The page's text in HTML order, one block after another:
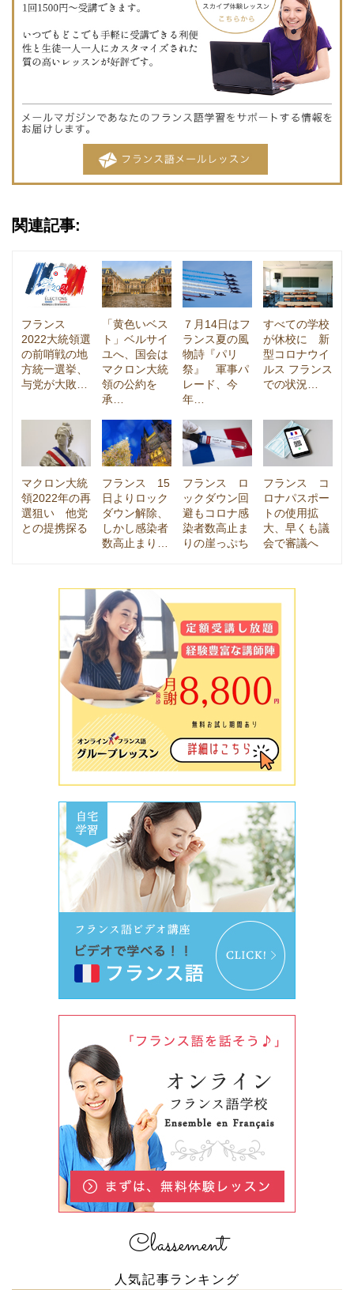
関連記事:
フランス
2022大統領選
の前哨戦の地
方統一選挙、
与党が大敗…
「黄色いベス
ト」ベルサイ
ユへ、国会は
マクロン大統
領の公約を
承…
７月14日はフ
ランス夏の風
物詩『パリ
祭』 軍事パ
レード、今
年…
すべての学校
が休校に 新
型コロナウイ
ルス フランス
での状況…
マクロン大統
領2022年の再
選狙い 他党
との提携探る
フランス 15
日よりロック
ダウン解除、
しかし感染者
数高止まり…
フランス ロ
ックダウン回
避もコロナ感
染者数高止ま
りの崖っぷち
フランス コ
ロナパスポー
トの使用拡
大、早くも議
会で審議へ
Classement
人気記事ランキング